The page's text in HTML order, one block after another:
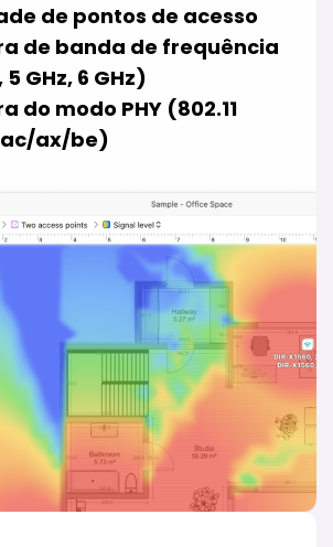
de pontos de acesso
de banda de frequência
5 GHz, 6 GHz)
do modo PHY (802.11
ax/be)